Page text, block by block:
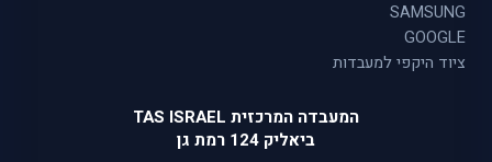
SAMSUNG
GOOGLE
ציוד היקפי למעבדות
המעבדה המרכזית TAS ISRAEL
ביאליק 124 רמת גן